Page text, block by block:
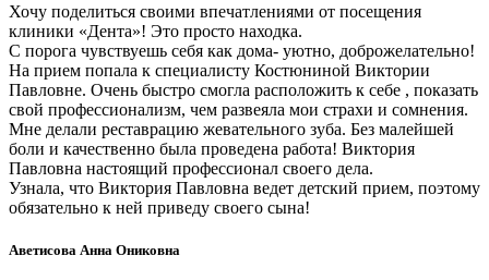
Хочу поделиться своими впечатлениями от посещения
клиники «Дента»! Это просто находка.
С порога чувствуешь себя как дома- уютно, доброжелательно!
На прием попала к специалисту Костюниной Виктории
Павловне. Очень быстро смогла расположить к себе , показать
свой профессионализм, чем развеяла мои страхи и сомнения.
Мне делали реставрацию жевательного зуба. Без малейшей
боли и качественно была проведена работа! Виктория
Павловна настоящий профессионал своего дела.
Узнала, что Виктория Павловна ведет детский прием, поэтому
обязательно к ней приведу своего сына!
Аветисова Анна Ониковна